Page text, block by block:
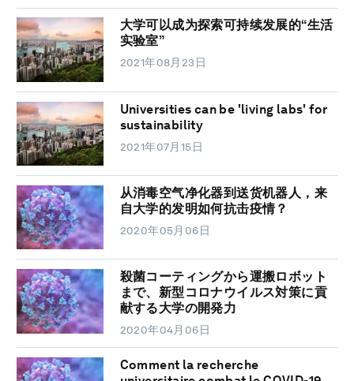
大学可以成为探索可持续发展的“生活
实验室”
2021年08月23日
Universities can be 'living labs' for
sustainability
2021年07月15日
从消毒空气净化器到送货机器人，来
自大学的发明如何抗击疫情？
2020年05月06日
殺菌コーティングから運搬ロボット
まで、新型コロナウイルス対策に貢
献する大学の開発力
2020年04月06日
Comment la recherche